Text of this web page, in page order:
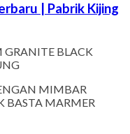
| Pabrik Kijing
BLACK
MIMBAR
BASTA MARMER